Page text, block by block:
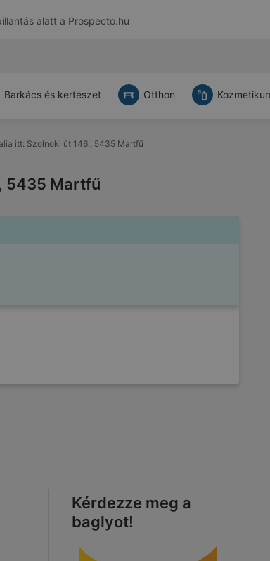
alatt a Prospecto.hu
Barkács és kertészet Otthon
itt: Szolnoki út 146., 5435 Martfű
5435 Martfű
Kérdezze meg a
baglyot!